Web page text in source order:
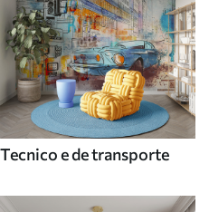
Tecnico e de transporte